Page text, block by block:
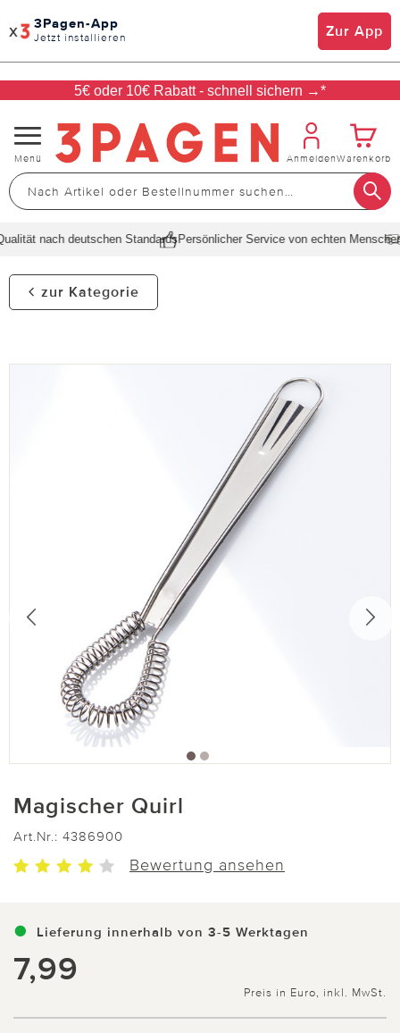
x 3Pagen-App
Jetzt installieren Zur App
5€ oder 10€ Rabatt - schnell sichern →*
Navigation
umschalten
Menü AnmeldenWarenkorb
nach deutschen StandardsPersönlicher Service von echten Menschen
zur Kategorie
Magischer Quirl
Art.Nr.: 4386900
Bewertung ansehen
Lieferung innerhalb von 3-5 Werktagen
7,99
Preis in Euro, inkl. MwSt.